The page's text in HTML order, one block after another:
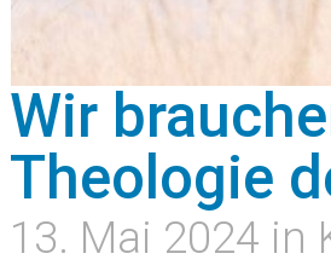
Wir
Theologie
13. Mai 2024 in